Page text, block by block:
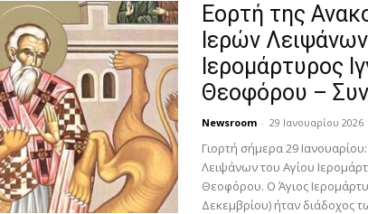
Εορτή της
Ιερών
Ιερομάρτυρος
Θεοφόρου –
Newsroom - 29 Ιανουαρίου 2026
Γιορτή σήμερα 29
Λειψάνων του Αγίου
Θεοφόρου. Ο Άγιος
Δεκεμβρίου) ήταν διάδοχος